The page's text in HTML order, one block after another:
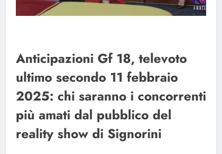
Anticipazioni Gf 18, televoto
ultimo secondo 11 febbraio
2025: chi saranno i concorrenti
più amati dal pubblico del
reality show di Signorini